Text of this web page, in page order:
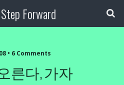
Forward
• 6 Comments
른다, 가자